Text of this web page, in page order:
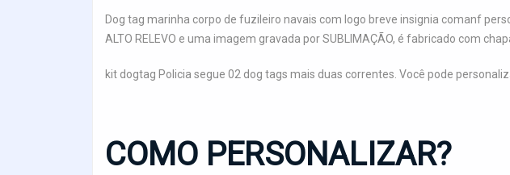
Dog tag marinha corpo de fuzileiro navais com logo breve insignia comanf
ALTO RELEVO e uma imagem gravada por SUBLIMAÇÃO, é fabricado com
kit dogtag Policia segue 02 dog tags mais duas correntes. Você pode
COMO PERSONALIZAR?